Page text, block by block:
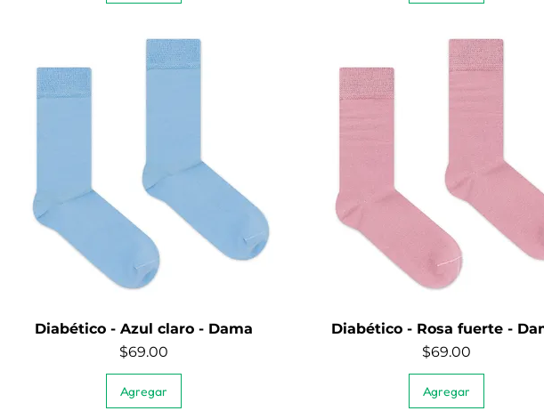
Quick View
Diabético - Azul claro - Dama
Price
$69.00
Agregar
Quick View
Diabético - Rosa fuerte -
Price
$69.00
Agregar